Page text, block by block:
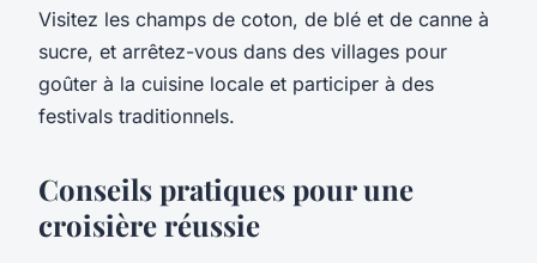
Visitez les champs de coton, de blé et de canne à
sucre, et arrêtez-vous dans des villages pour
goûter à la cuisine locale et participer à des
festivals traditionnels.
Conseils pratiques pour une
croisière réussie